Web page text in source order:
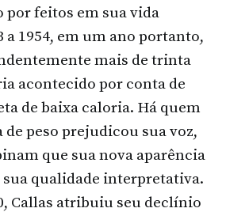
por feitos em sua vida
a 1954, em um ano portanto,
mais de trinta
acontecido por conta de
de baixa caloria. Há quem
de peso prejudicou sua voz,
que sua nova aparência
qualidade interpretativa.
Callas atribuiu seu declínio